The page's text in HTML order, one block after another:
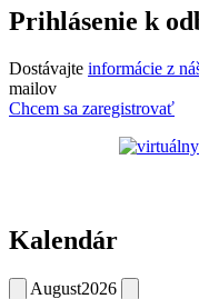
Prihlásenie k
Dostávajte informácie z
mailov
Chcem sa zaregistrovať
Kalendár
August2026